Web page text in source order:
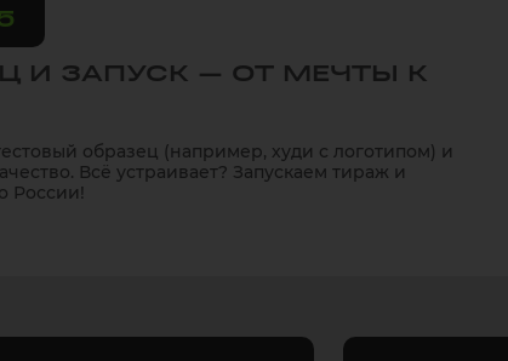
И ЗАПУСК — ОТ МЕЧТЫ К
образец (например, худи с логотипом) и
Всё устраивает? Запускаем тираж и
России!